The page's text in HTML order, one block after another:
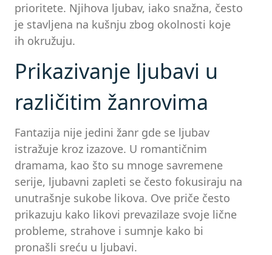
prioritete. Njihova ljubav, iako snažna, često
je stavljena na kušnju zbog okolnosti koje
ih okružuju.
Prikazivanje ljubavi u
različitim žanrovima
Fantazija nije jedini žanr gde se ljubav
istražuje kroz izazove. U romantičnim
dramama, kao što su mnoge savremene
serije, ljubavni zapleti se često fokusiraju na
unutrašnje sukobe likova. Ove priče često
prikazuju kako likovi prevazilaze svoje lične
probleme, strahove i sumnje kako bi
pronašli sreću u ljubavi.